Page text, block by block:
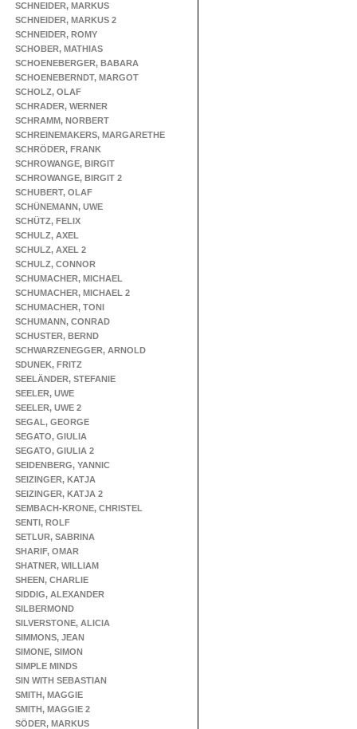
SCHNEIDER, MARKUS
SCHNEIDER, MARKUS 2
SCHNEIDER, ROMY
SCHOBER, MATHIAS
SCHOENEBERGER, BABARA
SCHOENEBERNDT, MARGOT
SCHOLZ, OLAF
SCHRADER, WERNER
SCHRAMM, NORBERT
SCHREINEMAKERS, MARGARETHE
SCHRÖDER, FRANK
SCHROWANGE, BIRGIT
SCHROWANGE, BIRGIT 2
SCHUBERT, OLAF
SCHÜNEMANN, UWE
SCHÜTZ, FELIX
SCHULZ, AXEL
SCHULZ, AXEL 2
SCHULZ, CONNOR
SCHUMACHER, MICHAEL
SCHUMACHER, MICHAEL 2
SCHUMACHER, TONI
SCHUMANN, CONRAD
SCHUSTER, BERND
SCHWARZENEGGER, ARNOLD
SDUNEK, FRITZ
SEELÄNDER, STEFANIE
SEELER, UWE
SEELER, UWE 2
SEGAL, GEORGE
SEGATO, GIULIA
SEGATO, GIULIA 2
SEIDENBERG, YANNIC
SEIZINGER, KATJA
SEIZINGER, KATJA 2
SEMBACH-KRONE, CHRISTEL
SENTI, ROLF
SETLUR, SABRINA
SHARIF, OMAR
SHATNER, WILLIAM
SHEEN, CHARLIE
SIDDIG, ALEXANDER
SILBERMOND
SILVERSTONE, ALICIA
SIMMONS, JEAN
SIMONE, SIMON
SIMPLE MINDS
SIN WITH SEBASTIAN
SMITH, MAGGIE
SMITH, MAGGIE 2
SÖDER, MARKUS